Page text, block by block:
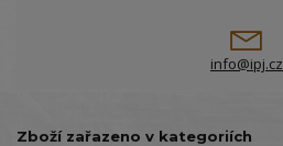
info@ipj.cz
Zboží zařazeno v kategoriích